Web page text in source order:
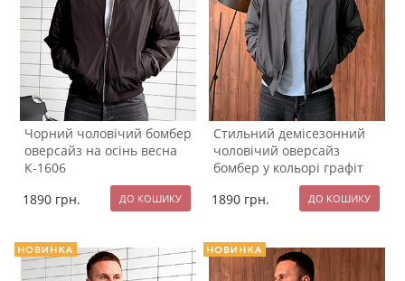
Чорний чоловічий бомбер
оверсайз на осінь весна
К-1606
1890 грн.
Стильний демісезонний
чоловічий оверсайз
бомбер у кольорі графіт
1890 грн.